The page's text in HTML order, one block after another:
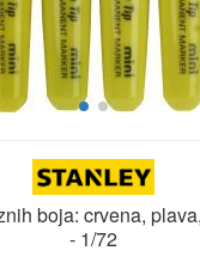
boja: crvena,
- 1/72